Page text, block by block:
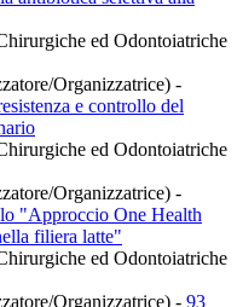
ed Odontoiatriche
Organizzatrice) -
e controllo del
ed Odontoiatriche
Organizzatrice) -
"Approccio One Health
filiera latte"
ed Odontoiatriche
Organizzatrice) - 93